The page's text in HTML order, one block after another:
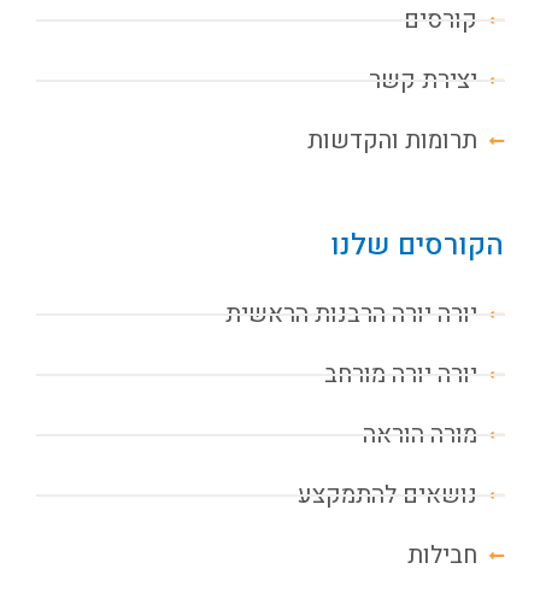
קורסים
יצירת קשר
תרומות והקדשות
הקורסים שלנו
יורה יורה הרבנות הראשית
יורה יורה מורחב
מורה הוראה
נושאים להתמקצע
חבילות